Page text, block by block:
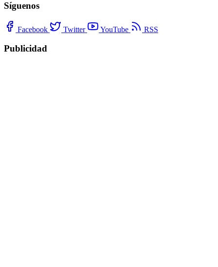
Síguenos
Facebook Twitter YouTube RSS
Publicidad